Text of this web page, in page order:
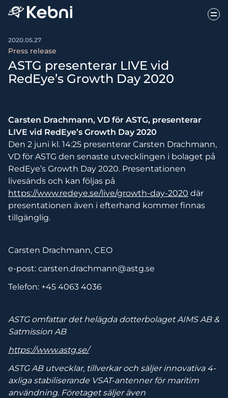
2020.05.27
Press release
ASTG presenterar LIVE vid
RedEye’s Growth Day 2020
Carsten Drachmann, VD för ASTG, presenterar
LIVE vid RedEye’s Growth Day 2020
Den 2 juni kl. 14:25 presenterar Carsten Drachmann,
VD för ASTG den senaste utvecklingen i bolaget på
RedEye’s Growth Day 2020. Presentationen
livesänds och kan följas på
https://www.redeye.se/live/growth-day-2020 där
presentationen även i efterhand kommer finnas
tillgänglig.
Carsten Drachmann, CEO
e-post: carsten.drachmann@astg.se
Telefon: +45 4063 4036
ASTG omfattar det helägda dotterbolaget AIMS AB &
Satmission AB
https://www.astg.se/
ASTG AB utvecklar, tillverkar och säljer innovativa 4-
axliga stabiliserande VSAT-antenner för maritim
användning. Företaget säljer även